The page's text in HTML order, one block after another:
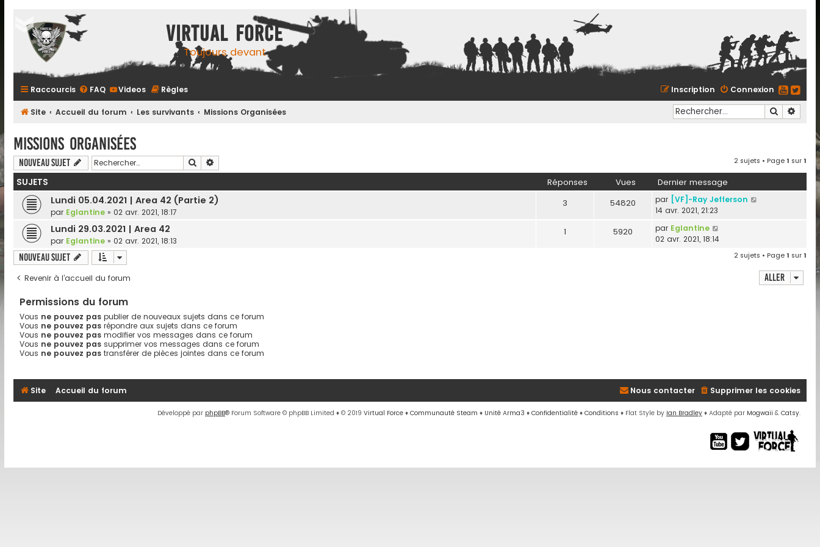
Virtual Force
Toujours devant
Raccourcis FAQ Videos Règles Connexion
Inscription
Site Accueil du forum Les survivants Missions Organisées
Missions Organisées
Nouveau sujet Rechercher 2 sujets • Page1 sur1
SUJETS Réponses Vues Dernier message
Lundi 05.04.2021 | Area 42 (Partie 2)
par Eglantine » 02 avr. 2021, 18:17
3 54820 par [VF]-Ray Jefferson
14 avr. 2021, 21:23
Lundi 29.03.2021 | Area 42
par Eglantine » 02 avr. 2021, 18:13
1 5920 par Eglantine
02 avr. 2021, 18:14
Nouveau sujet 2 sujets • Page1 sur1
Revenir à l’accueil du forum Aller
Permissions du forum
Vous ne pouvez pas publier de nouveaux sujets dans ce forum
Vous ne pouvez pas répondre aux sujets dans ce forum
Vous ne pouvez pas modifier vos messages dans ce forum
Vous ne pouvez pas supprimer vos messages dans ce forum
Vous ne pouvez pas transférer de pièces jointes dans ce forum
Site Accueil du forum Supprimer les cookies
Nous contacter
Développé par phpBB® Forum Software © phpBB Limited ♦ © 2019 Virtual Force ♦ Communauté Steam ♦ Unité Arma3 ♦ Confidentialité ♦ Conditions ♦ Flat Style by Ian Bradley ♦ Adapté par Mogwaii & Catsy.